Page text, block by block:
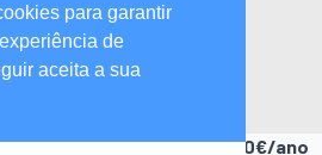
e código de conduta
assinante.A partir de 15,90€/ano
para garantir
de
aceita a sua